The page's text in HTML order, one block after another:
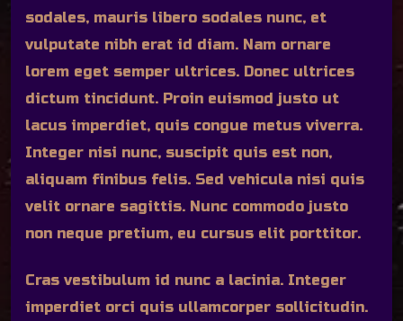
sodales, mauris libero sodales nunc, et
vulputate nibh erat id diam. Nam ornare
lorem eget semper ultrices. Donec ultrices
dictum tincidunt. Proin euismod justo ut
lacus imperdiet, quis congue metus viverra.
Integer nisi nunc, suscipit quis est non,
aliquam finibus felis. Sed vehicula nisi quis
velit ornare sagittis. Nunc commodo justo
non neque pretium, eu cursus elit porttitor.
Cras vestibulum id nunc a lacinia. Integer
imperdiet orci quis ullamcorper sollicitudin.